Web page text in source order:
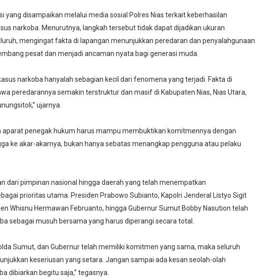
yang disampaikan melalui media sosial Polres Nias terkait keberhasilan
narkoba. Menurutnya, langkah tersebut tidak dapat dijadikan ukuran
mengingat fakta di lapangan menunjukkan peredaran dan penyalahgunaan
pesat dan menjadi ancaman nyata bagi generasi muda.
narkoba hanyalah sebagian kecil dari fenomena yang terjadi. Fakta di
peredarannya semakin terstruktur dan masif di Kabupaten Nias, Nias Utara,
ujarnya.
aparat penegak hukum harus mampu membuktikan komitmennya dengan
ke akar-akarnya, bukan hanya sebatas menangkap pengguna atau pelaku
dari pimpinan nasional hingga daerah yang telah menempatkan
prioritas utama. Presiden Prabowo Subianto, Kapolri Jenderal Listyo Sigit
Whisnu Hermawan Februanto, hingga Gubernur Sumut Bobby Nasution telah
sebagai musuh bersama yang harus diperangi secara total.
Sumut, dan Gubernur telah memiliki komitmen yang sama, maka seluruh
keseriusan yang setara. Jangan sampai ada kesan seolah-olah
dibiarkan begitu saja,” tegasnya.